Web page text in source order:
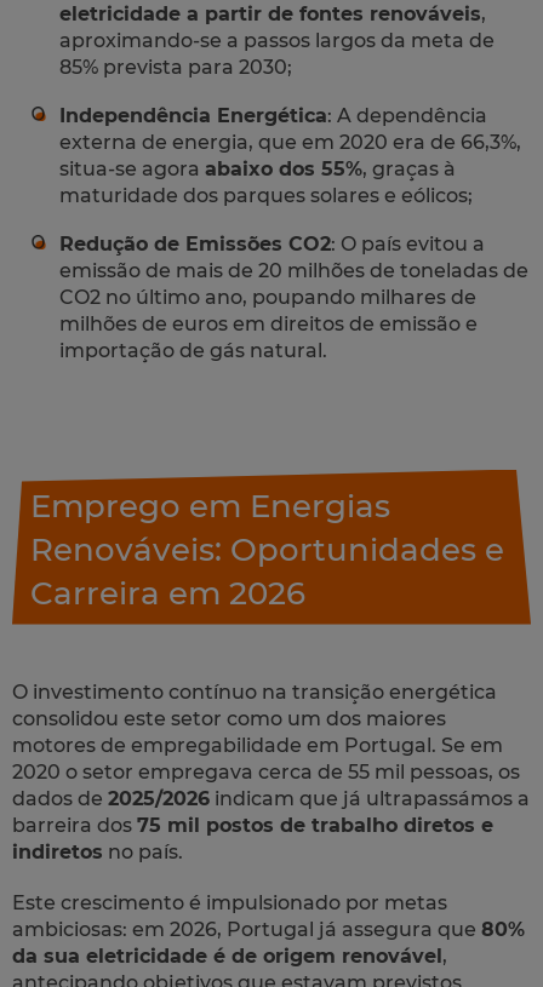
eletricidade a partir de fontes renováveis,
aproximando-se a passos largos da meta de
85% prevista para 2030;
Independência Energética: A dependência
externa de energia, que em 2020 era de 66,3%,
situa-se agora abaixo dos 55%, graças à
maturidade dos parques solares e eólicos;
Redução de Emissões CO2: O país evitou a
emissão de mais de 20 milhões de toneladas de
CO2 no último ano, poupando milhares de
milhões de euros em direitos de emissão e
importação de gás natural.
Emprego em Energias
Renováveis: Oportunidades e
Carreira em 2026
O investimento contínuo na transição energética
consolidou este setor como um dos maiores
motores de empregabilidade em Portugal. Se em
2020 o setor empregava cerca de 55 mil pessoas, os
dados de 2025/2026 indicam que já ultrapassámos a
barreira dos 75 mil postos de trabalho diretos e
indiretos no país.
Este crescimento é impulsionado por metas
ambiciosas: em 2026, Portugal já assegura que 80%
da sua eletricidade é de origem renovável,
antecipando objetivos que estavam previstos